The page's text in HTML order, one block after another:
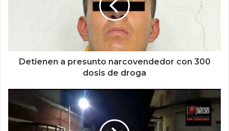
Detienen a presunto narcovendedor con 300
dosis de droga